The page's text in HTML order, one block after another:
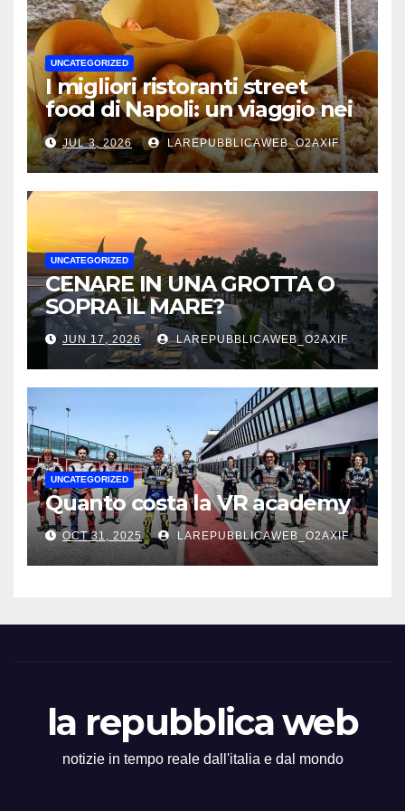
UNCATEGORIZED
I migliori ristoranti street
food di Napoli: un viaggio nei
sapori autentici della città
JUL 3, 2026 LAREPUBBLICAWEB_O2AXIF
UNCATEGORIZED
CENARE IN UNA GROTTA O
SOPRA IL MARE?
JUN 17, 2026 LAREPUBBLICAWEB_O2AXIF
UNCATEGORIZED
Quanto costa la VR academy
OCT 31, 2025 LAREPUBBLICAWEB_O2AXIF
la repubblica web
notizie in tempo reale dall'italia e dal mondo